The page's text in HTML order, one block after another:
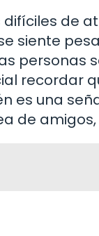
de
siente
personas
recordar
es una
de